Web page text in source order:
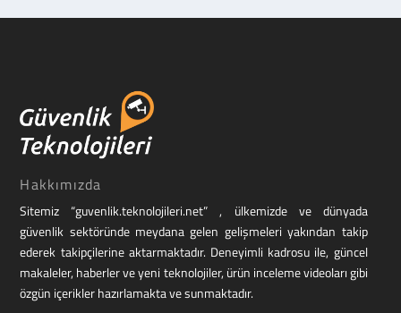
Hakkımızda
Sitemiz “guvenlik.teknolojileri.net” , ülkemizde ve dünyada
güvenlik sektöründe meydana gelen gelişmeleri yakından takip
ederek takipçilerine aktarmaktadır. Deneyimli kadrosu ile, güncel
makaleler, haberler ve yeni teknolojiler, ürün inceleme videoları gibi
özgün içerikler hazırlamakta ve sunmaktadır.